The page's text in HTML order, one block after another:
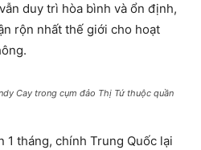
duy trì hòa bình và ổn định,
rộn nhất thế giới cho hoạt
Cay trong cụm đảo Thị Tứ thuộc quần
1 tháng, chính Trung Quốc lại